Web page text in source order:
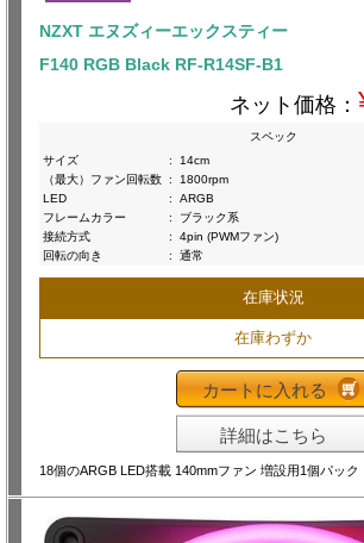
NZXT エヌズィーエックスティー
F140 RGB Black RF-R14SF-B1
ネット価格：
スペック
サイズ
:
14cm
（最大）ファン回転数 :
1800rpm
LED
:
ARGB
フレームカラー
:
ブラック系
接続方式
:
4pin (PWMファン)
回転の向き
: 通常
在庫状況
在庫わずか
カートに入れる
詳細はこちら
18個のARGB LED搭載 140mmファン 増設用1個パック